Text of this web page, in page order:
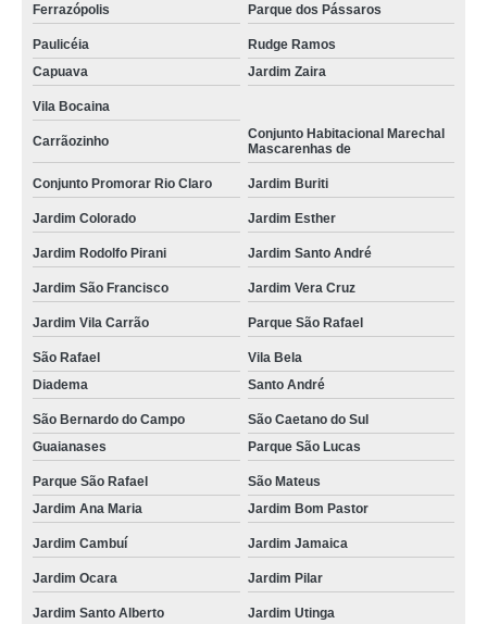
Ferrazópolis Parque dos Pássaros
Paulicéia
Rudge Ramos
Capuava
Jardim Zaira
Vila Bocaina
Carrãozinho
Conjunto Habitacional Marechal
Mascarenhas de
Conjunto Promorar Rio Claro Jardim Buriti
Jardim Colorado Jardim Esther
Jardim Rodolfo Pirani Jardim Santo André
Jardim São Francisco Jardim Vera Cruz
Jardim Vila Carrão Parque São Rafael
São Rafael
Vila Bela
Diadema
Santo André
São Bernardo do Campo
São Caetano do Sul
Guaianases
Parque São Lucas
Parque São Rafael
São Mateus
Jardim Ana Maria
Jardim Bom Pastor
Jardim Cambuí Jardim Jamaica
Jardim Ocara Jardim Pilar
Jardim Santo Alberto Jardim Utinga